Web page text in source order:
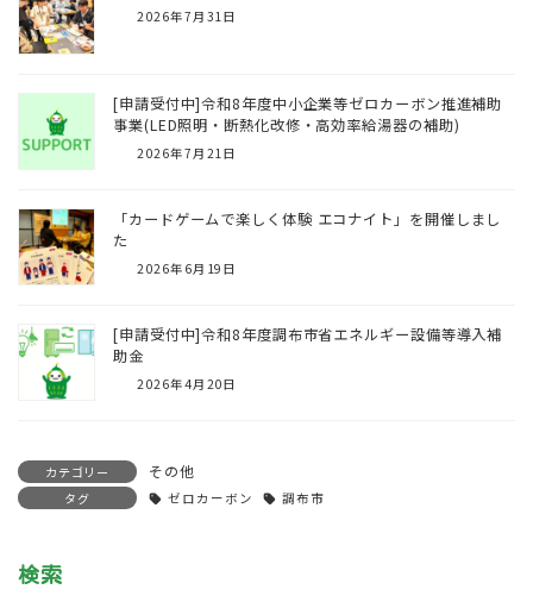
2026年7月31日
[申請受付中]令和8年度中小企業等ゼロカーボン推進補助
事業(LED照明・断熱化改修・高効率給湯器の補助)
2026年7月21日
「カードゲームで楽しく体験 エコナイト」を開催しまし
た
2026年6月19日
[申請受付中]令和8年度調布市省エネルギー設備等導入補
助金
2026年4月20日
カテゴリー その他
タグ ゼロカーボン 調布市
検索